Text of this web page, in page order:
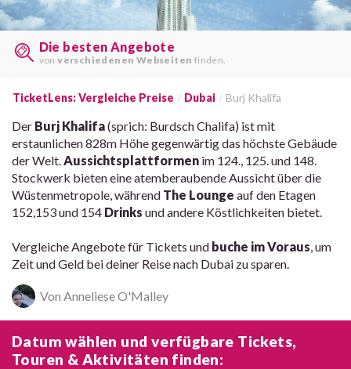
Last Minute Tickets
auf vielen Webseitenfinden.
TicketLens: Vergleiche Preise Dubai Burj Khalifa
Der Burj Khalifa(sprich: Burdsch Chalifa) ist mit
erstaunlichen 828m Höhe gegenwärtig das höchste Gebäude
der Welt. Aussichtsplattformen im 124., 125. und 148.
Stockwerk bieten eine atemberaubende Aussicht über die
Wüstenmetropole, während The Lounge auf den Etagen
152,153 und 154 Drinks und andere Köstlichkeiten bietet.
Vergleiche Angebote für Tickets und buche im Voraus , um
Zeit und Geld bei deiner Reise nach Dubai zu sparen.
Von Anneliese O'Malley
Datum wählen und verfügbare Tickets,
Touren & Aktivitäten finden: